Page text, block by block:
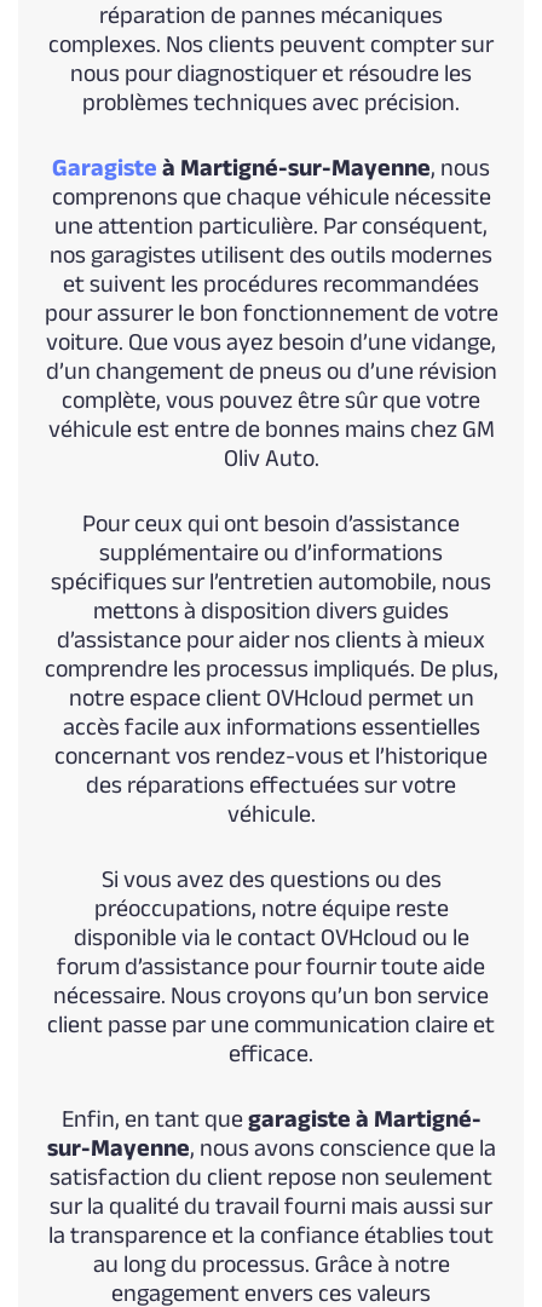
réparation de pannes mécaniques
complexes. Nos clients peuvent compter sur
nous pour diagnostiquer et résoudre les
problèmes techniques avec précision.
Garagiste à Martigné-sur-Mayenne, nous
comprenons que chaque véhicule nécessite
une attention particulière. Par conséquent,
nos garagistes utilisent des outils modernes
et suivent les procédures recommandées
pour assurer le bon fonctionnement de votre
voiture. Que vous ayez besoin d’une vidange,
d’un changement de pneus ou d’une révision
complète, vous pouvez être sûr que votre
véhicule est entre de bonnes mains chez GM
Oliv Auto.
Pour ceux qui ont besoin d’assistance
supplémentaire ou d’informations
spécifiques sur l’entretien automobile, nous
mettons à disposition divers guides
d’assistance pour aider nos clients à mieux
comprendre les processus impliqués. De plus,
notre espace client OVHcloud permet un
accès facile aux informations essentielles
concernant vos rendez-vous et l’historique
des réparations effectuées sur votre
véhicule.
Si vous avez des questions ou des
préoccupations, notre équipe reste
disponible via le contact OVHcloud ou le
forum d’assistance pour fournir toute aide
nécessaire. Nous croyons qu’un bon service
client passe par une communication claire et
efficace.
Enfin, en tant quegaragiste à Martigné-
sur-Mayenne, nous avons conscience que la
satisfaction du client repose non seulement
sur la qualité du travail fourni mais aussi sur
la transparence et la confiance établies tout
au long du processus. Grâce à notre
engagement envers ces valeurs